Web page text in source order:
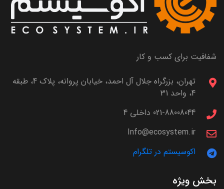
شفافیت برای کسب و کار
تهران، بزرگراه جلال آل احمد، خیابان پروانه، پلاک 4، طبقه
4، واحد 31
021-88008044 داخلی 4
Info@ecosystem.ir
اکوسیستم در تلگرام
بخش ویژه